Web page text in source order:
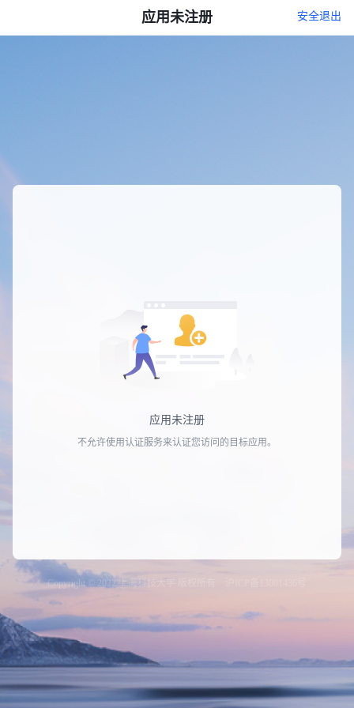
应用未注册 安全退出
应用未注册
不允许使用认证服务来认证您访问的目标应用。
Copyright © 2022 上海科技大学 版权所有 沪ICP备13001436号